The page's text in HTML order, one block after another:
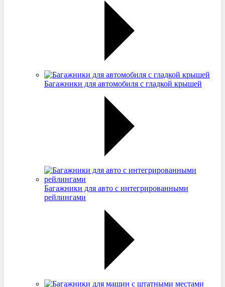
Багажники для автомобиля с гладкой крышей
Багажники для авто с интегрированными
рейлингами